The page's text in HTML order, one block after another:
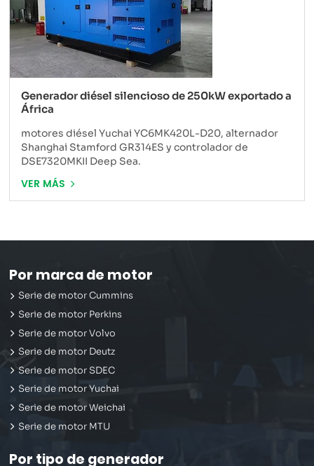
Generador diésel silencioso de 250kW exportado a
África
motores diésel Yuchai YC6MK420L-D20, alternador
Shanghai Stamford GR314ES y controlador de
DSE7320MKII Deep Sea.
VER MÁS
Por marca de motor
Serie de motor Cummins
Serie de motor Perkins
Serie de motor Volvo
Serie de motor Deutz
Serie de motor SDEC
Serie de motor Yuchai
Serie de motor Weichai
Serie de motor MTU
Por tipo de generador